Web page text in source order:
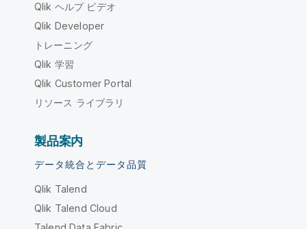
Qlik ヘルプ ビデオ
Qlik Developer
トレーニング
Qlik 学習
Qlik Customer Portal
リソース ライブラリ
製品案内
データ統合とデータ品質
Qlik Talend
Qlik Talend Cloud